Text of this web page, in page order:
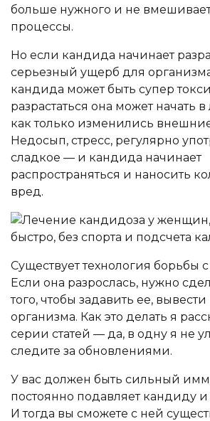
больше нужного и не
процессы.
Но если кандида начинает
серьезный ущерб для
кандида может быть супер
разрастаться она может начать
как только изменились
Недосып, стресс, регулярно
сладкое — и кандида начинает
распространяться и наносить
вред.
Существует технология борьбы
Если она разрослась, нужно
того, чтобы задавить ее, вывести
организма. Как это делать я
серии статей — да, в одну я не
следите за обновлениями.
У вас должен быть сильный
постоянно подавляет кандиду и
И тогда вы сможете с ней